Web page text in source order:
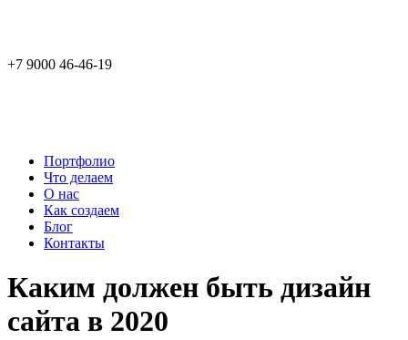
+7 9000 46-46-19
Портфолио
Что делаем
О нас
Как создаем
Блог
Контакты
Каким должен быть дизайн
сайта в 2020